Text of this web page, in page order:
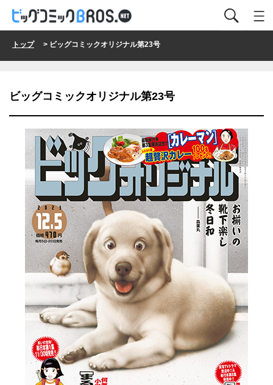
トップ> ビッグコミックオリジナル第23号
ビッグコミックオリジナル第23号